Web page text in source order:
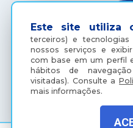
Este site utiliza
terceiros) e
nossos serviços e
com base em um perfil
hábitos de
visitadas). Consulte a
mais informações.
(18)